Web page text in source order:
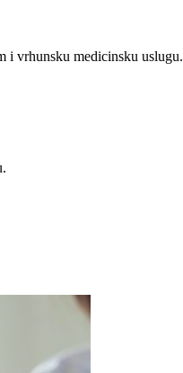
i vrhunsku medicinsku uslugu.